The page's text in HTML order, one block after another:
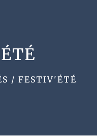
/ FESTIV'ÉTÉ